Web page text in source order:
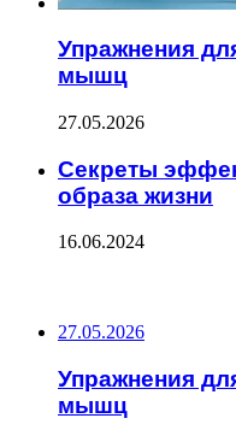
Упражнения
мышц
27.05.2026
Секреты
образа жизни
16.06.2024
27.05.2026
Упражнения
мышц